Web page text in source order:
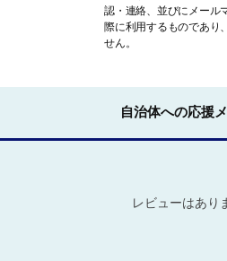
認・連絡、並びにメール
際に利用するものであり
せん。
自治体への応援
レビューはあり